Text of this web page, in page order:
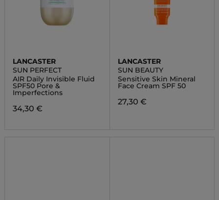
LANCASTER
SUN PERFECT
AIR Daily Invisible Fluid
SPF50 Pore &
Imperfections
34,30 €
LANCASTER
SUN BEAUTY
Sensitive Skin Mineral
Face Cream SPF 50
27,30 €